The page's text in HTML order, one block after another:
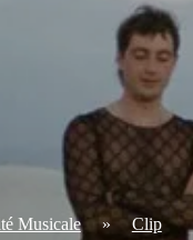
Musicale » Clip